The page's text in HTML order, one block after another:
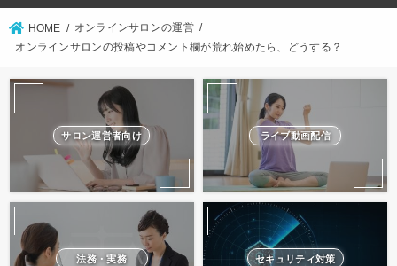
HOME
オンラインサロンの運営
オンラインサロンの投稿やコメント欄が荒れ始めたら、どうする？
サロン運営者向け ライブ動画配信
法務・実務 セキュリティ対策